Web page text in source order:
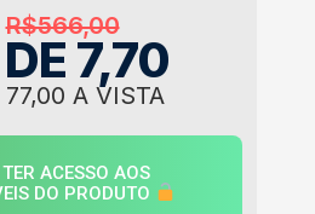
R$566,00
7,70
A VISTA
ACESSO AOS
DO PRODUTO